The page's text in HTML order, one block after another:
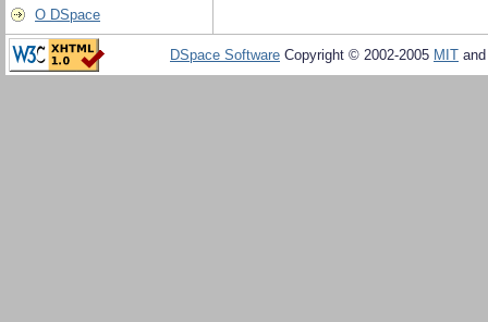
О DSpace
DSpace Software Copyright © 2002-2005 MIT